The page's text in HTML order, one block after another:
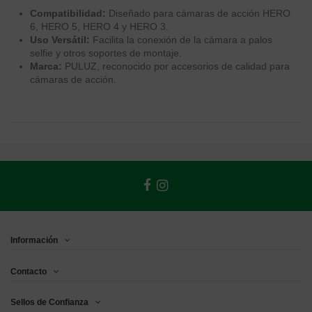
Compatibilidad: Diseñado para cámaras de acción HERO
6, HERO 5, HERO 4 y HERO 3.
Uso Versátil: Facilita la conexión de la cámara a palos
selfie y otros soportes de montaje.
Marca: PULUZ, reconocido por accesorios de calidad para
cámaras de acción.
Información
Contacto
Sellos de Confianza